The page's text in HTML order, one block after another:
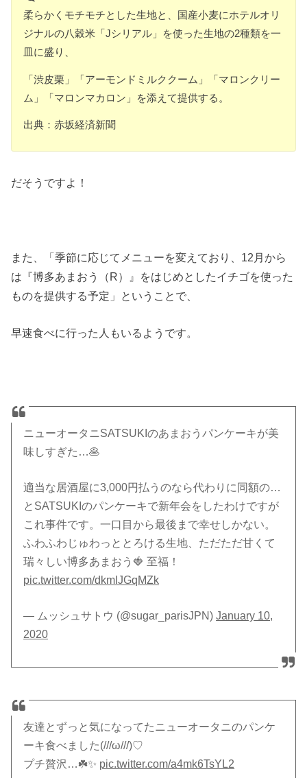
柔らかくモチモチとした生地と、国産小麦にホテルオリ
ジナルの八穀米「Jシリアル」を使った生地の2種類を一
皿に盛り、
「渋皮栗」「アーモンドミルククーム」「マロンクリー
ム」「マロンマカロン」を添えて提供する。
出典：赤坂経済新聞
だそうですよ！
また、「季節に応じてメニューを変えており、12月から
は『博多あまおう（R）』をはじめとしたイチゴを使った
ものを提供する予定」ということで、
早速食べに行った人もいるようです。
ニューオータニSATSUKIのあまおうパンケーキが美
味しすぎた…🥞
適当な居酒屋に3,000円払うのなら代わりに同額の…
とSATSUKIのパンケーキで新年会をしたわけですが
これ事件です。一口目から最後まで幸せしかない。
ふわふわじゅわっととろける生地、ただただ甘くて
瑞々しい博多あまおう🍓 至福！
pic.twitter.com/dkmIJGqMZk
— ムッシュサトウ (@sugar_parisJPN)January 10,
2020
友達とずっと気になってたニューオータニのパンケ
ーキ食べました(///ω///)♡
プチ贅沢…☘️✨ pic.twitter.com/a4mk6TsYL2